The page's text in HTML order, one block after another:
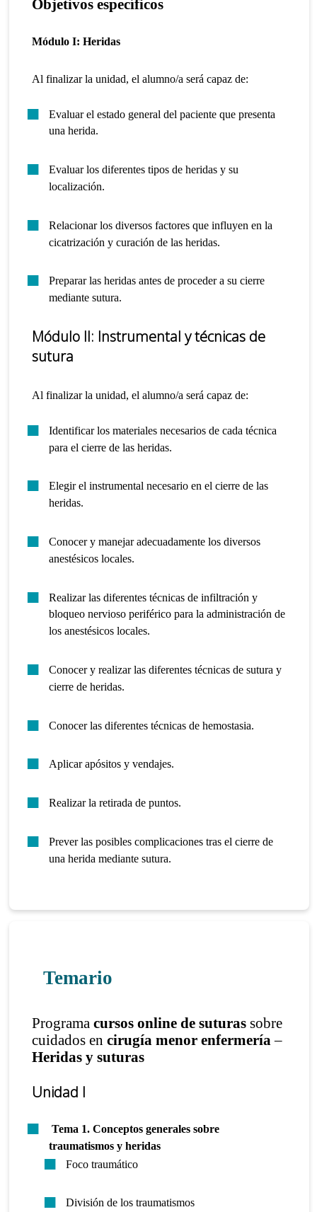
Objetivos específicos
Módulo I: Heridas
Al finalizar la unidad, el alumno/a será capaz de:
Evaluar el estado general del paciente que presenta
una herida.
Evaluar los diferentes tipos de heridas y su
localización.
Relacionar los diversos factores que influyen en la
cicatrización y curación de las heridas.
Preparar las heridas antes de proceder a su cierre
mediante sutura.
Módulo II: Instrumental ytécnicas de
sutura
Al finalizar la unidad, el alumno/a será capaz de:
Identificar los materiales necesarios de cada técnica
para el cierre de las heridas.
Elegir el instrumental necesario en el cierre de las
heridas.
Conocer y manejar adecuadamente los diversos
anestésicos locales.
Realizar las diferentes técnicas de infiltración y
bloqueo nervioso periférico para la administración de
los anestésicos locales.
Conocer y realizar las diferentestécnicas de sutura y
cierre de heridas.
Conocer las diferentes técnicas de hemostasia.
Aplicar apósitos y vendajes.
Realizar la retirada de puntos.
Prever las posibles complicaciones tras el cierre de
una herida mediante sutura.
Temario
Programacursos online de suturas sobre
cuidados encirugía menor enfermería –
Heridas y suturas
Unidad I
Tema 1. Conceptos generales sobre
traumatismos y heridas
Foco traumático
División de los traumatismos